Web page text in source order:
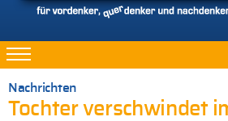
Nachrichten
Tochter verschwindet